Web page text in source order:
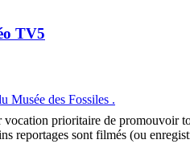
Musée des Fossiles .
TV5
prioritaire de promouvoir
reportages sont filmés (ou